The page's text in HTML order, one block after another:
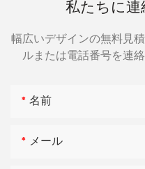
私たちに連
幅広いデザインの無料見
ルまたは電話番号を連
名前
メール